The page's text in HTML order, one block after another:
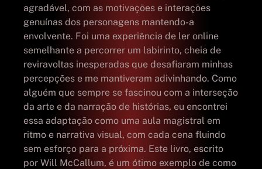
agradável, com as motivações e interações
genuínas dos personagens mantendo-a
envolvente. Foi uma experiência de ler online
semelhante a percorrer um labirinto, cheia de
reviravoltas inesperadas que desafiaram minhas
percepções e me mantiveram adivinhando. Como
alguém que sempre se fascinou com a interseção
da arte e da narração de histórias, eu encontrei
essa adaptação como uma aula magistral em
ritmo e narrativa visual, com cada cena fluindo
sem esforço para a próxima. Este livro, escrito
por Will McCallum, é um ótimo exemplo de como